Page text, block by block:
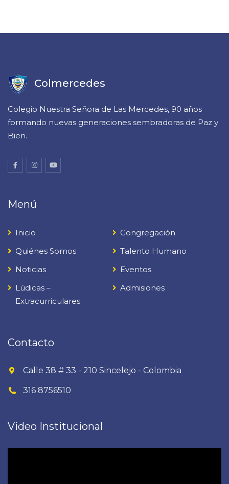
Colmercedes
Colegio Nuestra Señora de Las Mercedes, 90 años
formando nuevas generaciones sembradoras de Paz y
Bien.
Menú
Inicio
Congregación
Quiénes Somos
Talento Humano
Noticias
Eventos
Lúdicas –
Extracurriculares
Admisiones
Contacto
Calle 38 # 33 - 210 Sincelejo - Colombia
316 8756510
Video Institucional